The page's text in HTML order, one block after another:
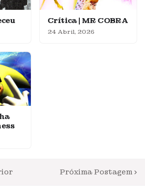
Crítica | MR COBRA
24 Abril, 2026
Próxima Postagem